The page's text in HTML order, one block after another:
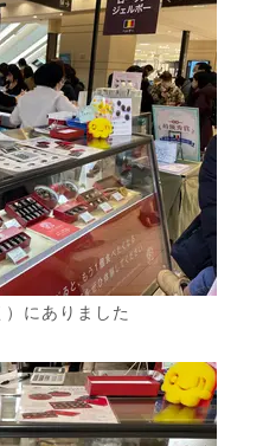
にありました